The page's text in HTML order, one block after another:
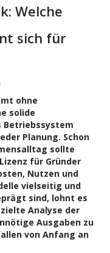
Welche
sich für
ohne
solide
Betriebssystem
Planung. Schon
sollte
für Gründer
Nutzen und
vielseitig und
sind, lohnt es
Analyse der
Ausgaben zu
von Anfang an